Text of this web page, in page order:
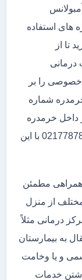
های استفاده
تا از
خصوصی را بر
خرمدره شماره
داخل خرمدره
ساکن هستند و قصد دارند با تلفن ثابت 02177878383 با این
همراهی مطمئن
مختلف از منزل
درمانی مثلاً
به بیمارستان
و یا وخامت
خدمات